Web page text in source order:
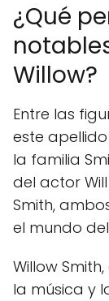
¿Qué
Willow?
Entre las
este
la familia
del actor
Smith,
el mundo
Willow
la música y